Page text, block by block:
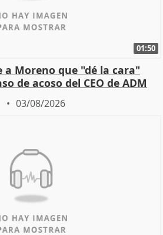
01:50
Moreno que "dé la cara"
de acoso del CEO de ADM
03/08/2026